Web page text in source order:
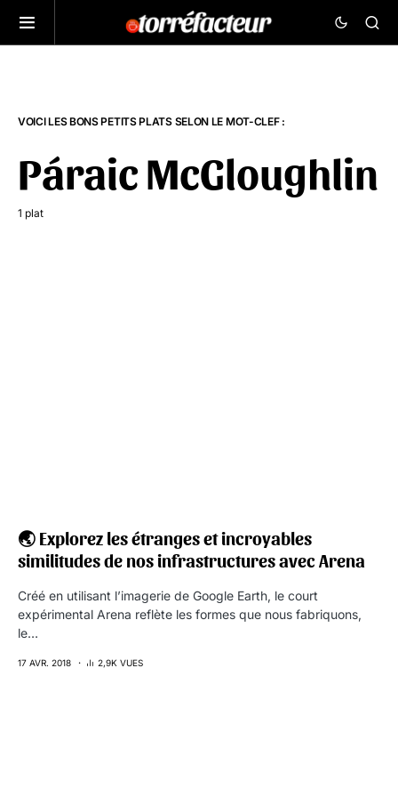
VOICI LES BONS PETITS PLATS SELON LE MOT-CLEF :
Páraic McGloughlin
1 plat
🌏 Explorez les étranges et incroyables
similitudes de nos infrastructures avec Arena
Créé en utilisant l’imagerie de Google Earth, le court
expérimental Arena reflète les formes que nous fabriquons,
le…
17 AVR. 2018 2,9K VUES